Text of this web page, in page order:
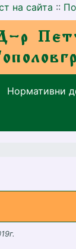
на сайта ::
Нормативни